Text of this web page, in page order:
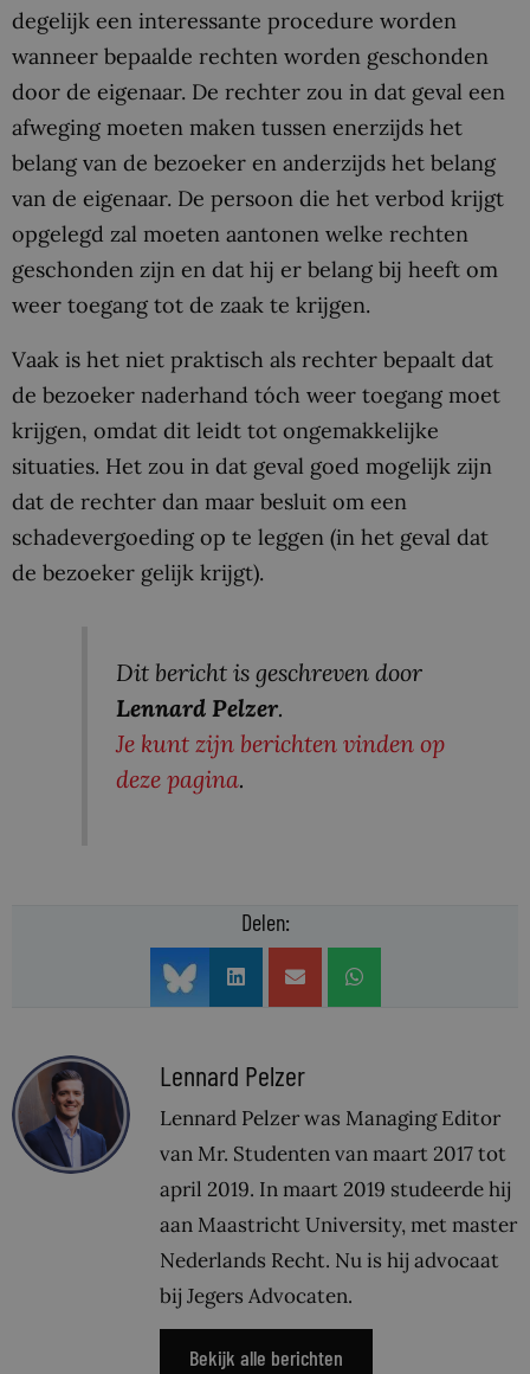
degelijk een interessante procedure worden
wanneer bepaalde rechten worden geschonden
door de eigenaar. De rechter zou in dat geval een
afweging moeten maken tussen enerzijds het
belang van de bezoeker en anderzijds het belang
van de eigenaar. De persoon die het verbod krijgt
opgelegd zal moeten aantonen welke rechten
geschonden zijn en dat hij er belang bij heeft om
weer toegang tot de zaak te krijgen.
Vaak is het niet praktisch als rechter bepaalt dat
de bezoeker naderhand tóch weer toegang moet
krijgen, omdat dit leidt tot ongemakkelijke
situaties. Het zou in dat geval goed mogelijk zijn
dat de rechter dan maar besluit om een
schadevergoeding op te leggen (in het geval dat
de bezoeker gelijk krijgt).
Dit bericht is geschreven door
Lennard Pelzer.
Je kunt zijn berichten vinden op
deze pagina.
Delen:
Lennard Pelzer
Lennard Pelzer was Managing Editor
van Mr. Studenten van maart 2017 tot
april 2019. In maart 2019 studeerde hij
aan Maastricht University, met master
Nederlands Recht. Nu is hij advocaat
bij Jegers Advocaten.
Bekijk alle berichten